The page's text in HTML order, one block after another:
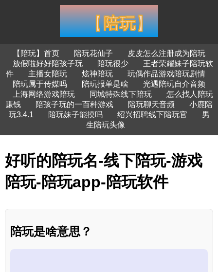
【陪玩】首页 陪玩花仙子
皮皮怎么注册成为陪玩
放假啦好好陪孩子玩
陪玩很少
王者荣耀妹子陪玩软
件
主播女陪玩 炫神陪玩
玩偶作品游戏陪玩剧情
陪玩属于传媒吗
陪玩报单是啥
光遇陪玩自介音频
上海网络游戏陪玩
同城特殊线下陪玩
怎么找人陪玩
赚钱
陪孩子玩的一百种游戏 陪玩聊天音频
小鹿陪
玩3.4.1
陪玩妹子能摸吗 绍兴招聘线下陪玩官
男
生陪玩头像
好听的陪玩名-线下陪玩-游戏
陪玩-陪玩app-陪玩软件
陪玩是啥意思？